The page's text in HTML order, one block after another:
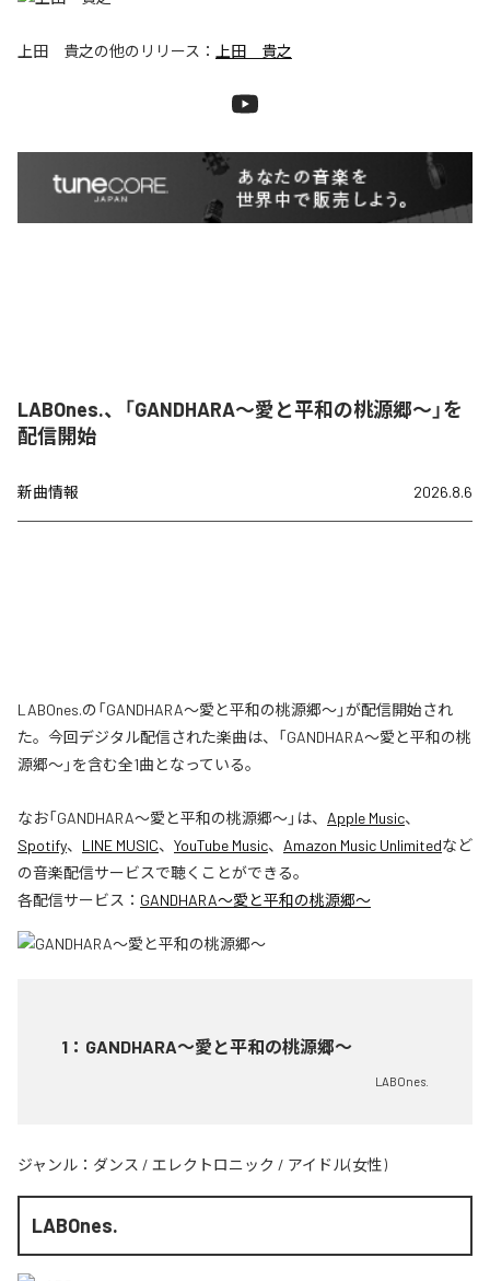
上田 貴之の他のリリース： 上田 貴之
LABOnes.、「GANDHARA〜愛と平和の桃源郷〜」を
配信開始
新曲情報 2026.8.6
LABOnes.の「GANDHARA〜愛と平和の桃源郷〜」が配信開始され
た。今回デジタル配信された楽曲は、「GANDHARA〜愛と平和の桃
源郷〜」を含む全1曲となっている。
なお「GANDHARA〜愛と平和の桃源郷〜」は、 Apple Music、
Spotify、 LINE MUSIC、 YouTube Music、 Amazon Music Unlimitedなど
の音楽配信サービスで聴くことができる。
各配信サービス： GANDHARA〜愛と平和の桃源郷〜
1 ： GANDHARA〜愛と平和の桃源郷〜
LABOnes.
ジャンル： ダンス / エレクトロニック / アイドル(女性)
LABOnes.